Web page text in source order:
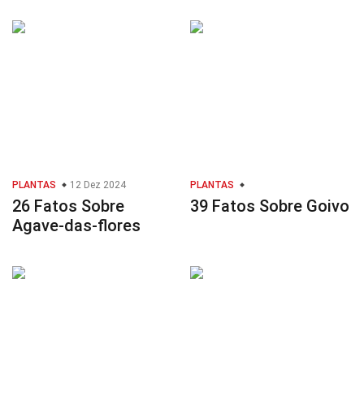
PLANTAS 12 Dez 2024
26 Fatos Sobre
Agave-das-flores
PLANTAS
39 Fatos Sobre Goivo